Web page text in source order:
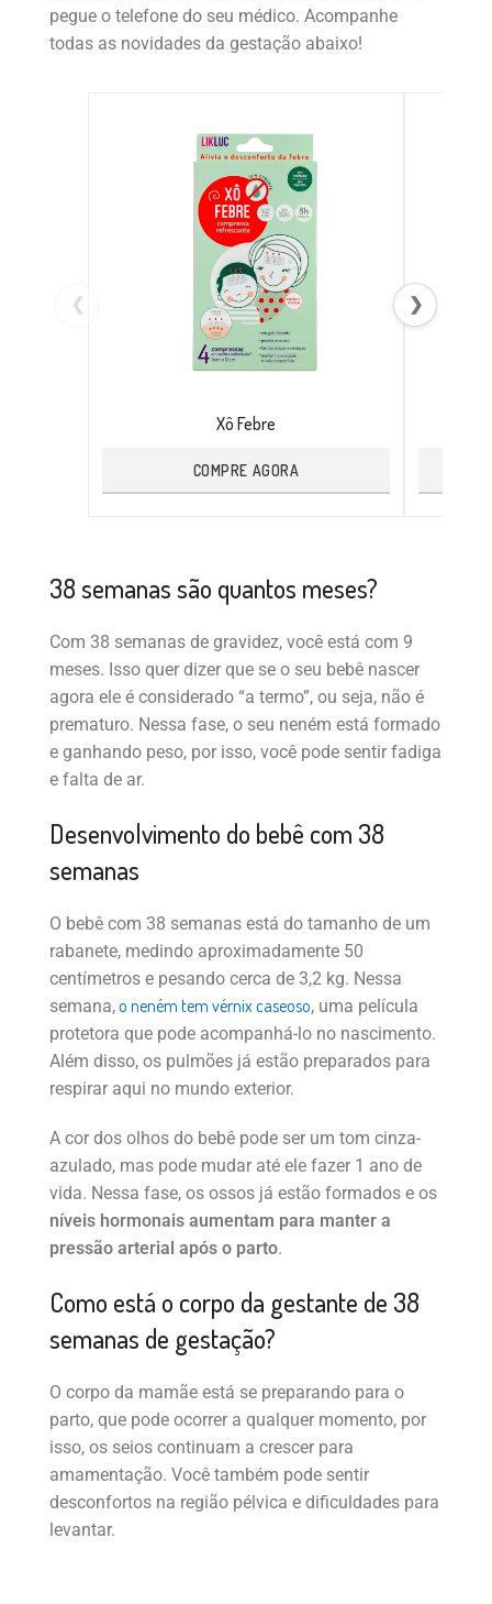
pegue o telefone do seu médico. Acompanhe
todas as novidades da gestação abaixo!
❮
Xô Febre
COMPRE AGORA
❯
38 semanas são quantos meses?
Com 38 semanas de gravidez, você está com 9
meses. Isso quer dizer que se o seu bebê nascer
agora ele é considerado “a termo”, ou seja, não é
prematuro. Nessa fase, o seu neném está formado
e ganhando peso, por isso, você pode sentir fadiga
e falta de ar.
Desenvolvimento do bebê com 38
semanas
O bebê com 38 semanas está do tamanho de um
rabanete, medindo aproximadamente 50
centímetros e pesando cerca de 3,2 kg. Nessa
semana,o neném tem vérnix caseoso, uma película
protetora que pode acompanhá-lo no nascimento.
Além disso, os pulmões já estão preparados para
respirar aqui no mundo exterior.
A cor dos olhos do bebê pode ser um tom cinza-
azulado, mas pode mudar até ele fazer 1 ano de
vida. Nessa fase, os ossos já estão formados e os
níveis hormonais aumentam para manter a
pressão arterial após o parto.
Como está o corpo da gestante de 38
semanas de gestação?
O corpo da mamãe está se preparando para o
parto, que pode ocorrer a qualquer momento, por
isso, os seios continuam a crescer para
amamentação. Você também pode sentir
desconfortos na região pélvica e dificuldades para
levantar.